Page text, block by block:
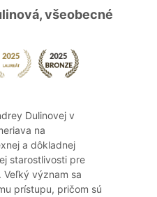
všeobecné
Dulinovej v
na
a dôkladnej
starostlivosti pre
význam sa
prístupu, pričom sú